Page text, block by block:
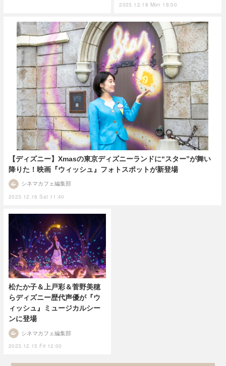
2023.12.18 Mon 18:00
【ディズニー】Xmasの東京ディズニーランドに“スター”が舞い
降りた！映画『ウィッシュ』フォトスポットが新登場
2023.12.16 Sat 11:40
シネマカフェ編集部
松たか子＆上戸彩＆菅野美穂
らディズニー歴代声優が『ウ
ィッシュ』ミュージカルシー
ンに登場
2023.12.15 Fri 12:00
シネマカフェ編集部